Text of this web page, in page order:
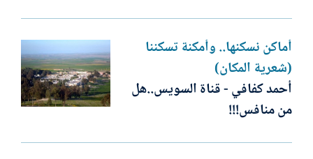
أماكن نسكنها.. وأمكنة تسكننا
(شعرية المكان)
أحمد كفافي - قناة السويس..هل
من منافس!!!